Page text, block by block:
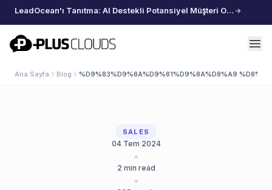
LeadOcean'ı Tanıtma: AI Destekli Potansiyel Müşteri Oluşturma, Özenle Seçilmiş Veriler, Zahmetsiz Büyüme
PlusClouds
Ana Sayfa Blog %D9%83%D9%8A%D9%81%D9%8A%D8%A9
SALES
04 Tem 2024
•
2 min read
•